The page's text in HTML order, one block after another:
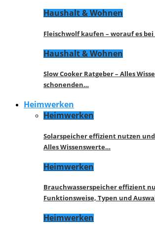
Haushalt & Wohnen
Fleischwolf kaufen – worauf es
Haushalt & Wohnen
Slow Cooker Ratgeber – Alles
schonenden…
Heimwerken
Heimwerken
Solarspeicher effizient nutzen
Alles Wissenswerte…
Heimwerken
Brauchwasserspeicher effizient
Funktionsweise, Typen und
Heimwerken